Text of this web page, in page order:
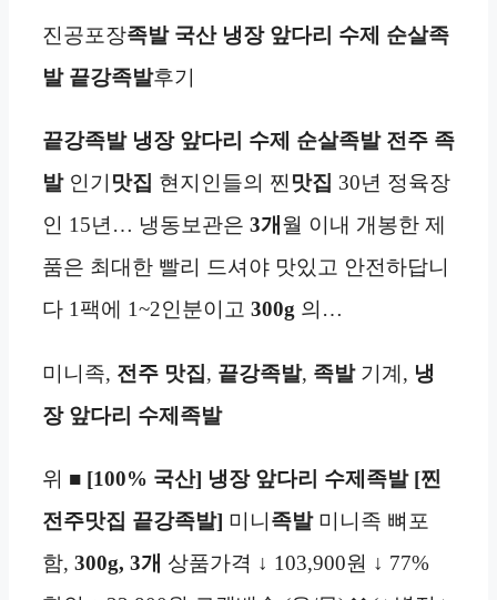
진공포장족발 국산 냉장 앞다리 수제
순살족
발 끝강족발후기
끝강족발 냉장 앞다리 수제 순살족발 전주 족
발인기 맛집 현지인들의 찐 맛집 30년 정육장
인 15년… 냉동보관은 3개 월 이내 개봉한 제
품은 최대한 빨리 드셔야 맛있고 안전하답니
다 1팩에 1~2인분이고 300g 의…
미니족, 전주 맛집, 끝강족발, 족발기계, 냉
장 앞다리 수제족발
위 ■ [100% 국산] 냉장 앞다리 수제족발 [찐
전주맛집 끝강족발] 미니족발미니족 뼈포
함, 300g, 3개 상품가격 ↓ 103,900원 ↓ 77%